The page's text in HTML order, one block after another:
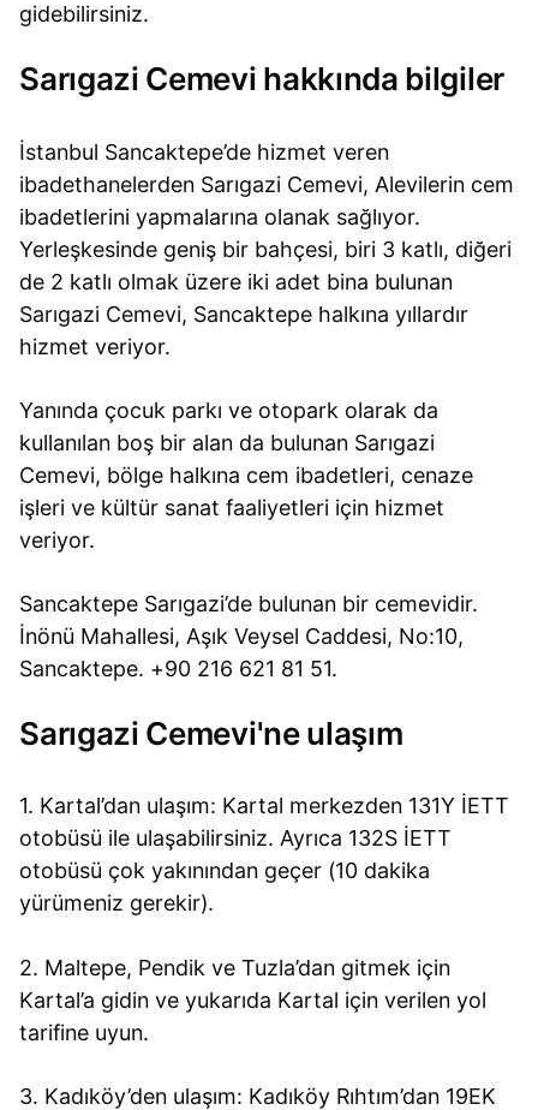
gidebilirsiniz.
Sarıgazi Cemevi hakkında bilgiler
İstanbul Sancaktepe’de hizmet veren
ibadethanelerden Sarıgazi Cemevi, Alevilerin cem
ibadetlerini yapmalarına olanak sağlıyor.
Yerleşkesinde geniş bir bahçesi, biri 3 katlı, diğeri
de 2 katlı olmak üzere iki adet bina bulunan
Sarıgazi Cemevi, Sancaktepe halkına yıllardır
hizmet veriyor.
Yanında çocuk parkı ve otopark olarak da
kullanılan boş bir alan da bulunan Sarıgazi
Cemevi, bölge halkına cem ibadetleri, cenaze
işleri ve kültür sanat faaliyetleri için hizmet
veriyor.
Sancaktepe Sarıgazi’de bulunan bir cemevidir.
İnönü Mahallesi, Aşık Veysel Caddesi, No:10,
Sancaktepe. +90 216 621 81 51.
Sarıgazi Cemevi'ne ulaşım
1. Kartal’dan ulaşım: Kartal merkezden 131Y İETT
otobüsü ile ulaşabilirsiniz. Ayrıca 132S İETT
otobüsü çok yakınından geçer (10 dakika
yürümeniz gerekir).
2. Maltepe, Pendik ve Tuzla’dan gitmek için
Kartal’a gidin ve yukarıda Kartal için verilen yol
tarifine uyun.
3. Kadıköy’den ulaşım: Kadıköy Rıhtım’dan 19EK